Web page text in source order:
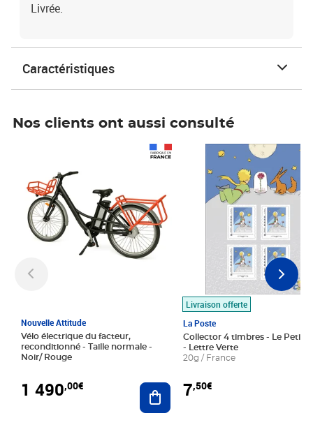
Livrée.
Caractéristiques
Nos clients ont aussi consulté
Nouvelle Attitude
Vélo électrique du facteur,
reconditionné - Taille normale -
Noir/ Rouge
1 490,00€ Ajouter au panier
Livraison offerte
La Poste
Collector 4 timbres - Le Petit
- Lettre Verte
20g / France
7,50€
Prix 7,50€